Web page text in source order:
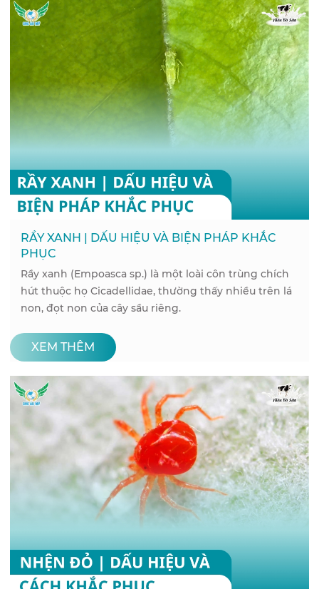
RẦY XANH | DẤU HIỆU VÀ BIỆN PHÁP KHẮC
PHỤC
Rầy xanh (Empoasca sp.) là một loài côn trùng chích
hút thuộc họ Cicadellidae, thường thấy nhiều trên lá
non, đọt non của cây sầu riêng.
XEM THÊM